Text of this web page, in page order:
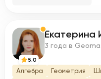
Е
5.0
Екатерина
3 года в
Алгебра Геометрия